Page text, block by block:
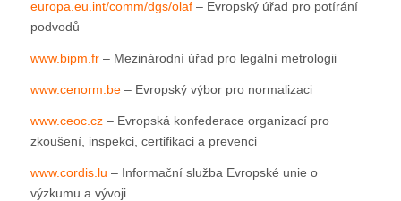
europa.eu.int/comm/dgs/olaf– Evropský úřad pro potírání
podvodů
www.bipm.fr– Mezinárodní úřad pro legální metrologii
www.cenorm.be– Evropský výbor pro normalizaci
www.ceoc.cz– Evropská konfederace organizací pro
zkoušení, inspekci, certifikaci a prevenci
www.cordis.lu – Informační služba Evropské unie o
výzkumu a vývoji